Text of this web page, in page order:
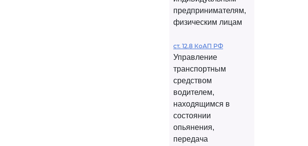
предпринимателям,
физическим лицам
ст. 12.8 КоАП РФ
Управление
транспортным
средством
водителем,
находящимся в
состоянии
опьянения,
передача